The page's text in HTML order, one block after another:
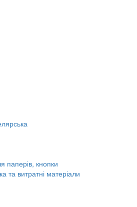
паперів, кнопки
та витратні матеріали